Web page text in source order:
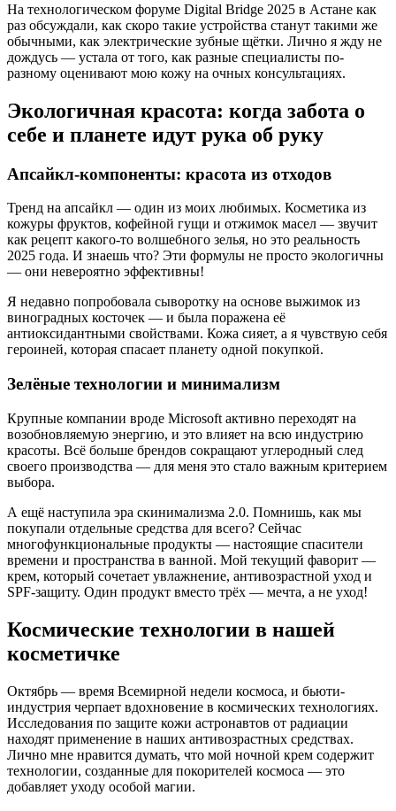
На технологическом форуме Digital Bridge 2025 в Астане как
раз обсуждали, как скоро такие устройства станут такими же
обычными, как электрические зубные щётки. Лично я жду не
дождусь — устала от того, как разные специалисты по-
разному оценивают мою кожу на очных консультациях.
Экологичная красота: когда забота о
себе и планете идут рука об руку
Апсайкл-компоненты: красота из отходов
Тренд на апсайкл — один из моих любимых. Косметика из
кожуры фруктов, кофейной гущи и отжимок масел — звучит
как рецепт какого-то волшебного зелья, но это реальность
2025 года. И знаешь что? Эти формулы не просто экологичны
— они невероятно эффективны!
Я недавно попробовала сыворотку на основе выжимок из
виноградных косточек — и была поражена её
антиоксидантными свойствами. Кожа сияет, а я чувствую себя
героиней, которая спасает планету одной покупкой.
Зелёные технологии и минимализм
Крупные компании вроде Microsoft активно переходят на
возобновляемую энергию, и это влияет на всю индустрию
красоты. Всё больше брендов сокращают углеродный след
своего производства — для меня это стало важным критерием
выбора.
А ещё наступила эра скинимализма 2.0. Помнишь, как мы
покупали отдельные средства для всего? Сейчас
многофункциональные продукты — настоящие спасители
времени и пространства в ванной. Мой текущий фаворит —
крем, который сочетает увлажнение, антивозрастной уход и
SPF-защиту. Один продукт вместо трёх — мечта, а не уход!
Космические технологии в нашей
косметичке
Октябрь — время Всемирной недели космоса, и бьюти-
индустрия черпает вдохновение в космических технологиях.
Исследования по защите кожи астронавтов от радиации
находят применение в наших антивозрастных средствах.
Лично мне нравится думать, что мой ночной крем содержит
технологии, созданные для покорителей космоса — это
добавляет уходу особой магии.